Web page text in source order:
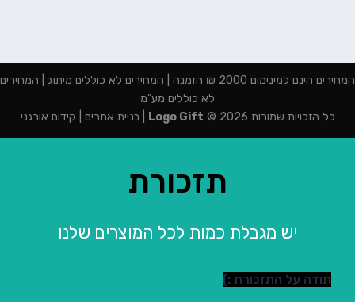
המחירים הינם למינימום 2000 ₪ הזמנה | המחירים לא כוללים מיתוג | המחירים
לא כוללים מע"מ
כל הזכויות שמורות 2026 ©
Logo Gift
|בניית אתרים קידום אורגני
תזכורת
יש מגבלת כמות לכל המוצרים שלנו
תודה על התזכורת :)